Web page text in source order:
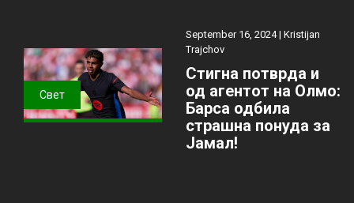
Свет
September 16, 2024 | Kristijan
Trajchov
Стигна потврда и
од агентот на Олмо:
Барса одбила
страшна понуда за
Јамал!